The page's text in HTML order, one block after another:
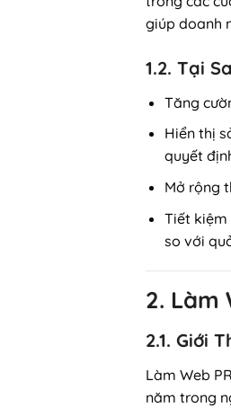
giúp doanh
1.2. Tại
Tăng
Hiển thị
quyết
Mở rộng
Tiết kiệm
so với
2. Làm
2.1. Giới
Làm Web
năm trong